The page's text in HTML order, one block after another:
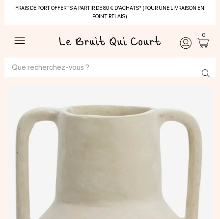
FRAIS DE PORT OFFERTS À PARTIR DE 80 € D'ACHATS* (POUR UNE LIVRAISON EN
POINT RELAIS)
0